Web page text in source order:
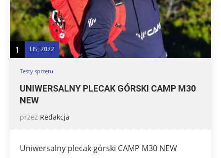
1 LIS, 2022
Testy sprzętu
UNIWERSALNY PLECAK GÓRSKI CAMP M30
NEW
przez Redakcja
Uniwersalny plecak górski CAMP M30 NEW